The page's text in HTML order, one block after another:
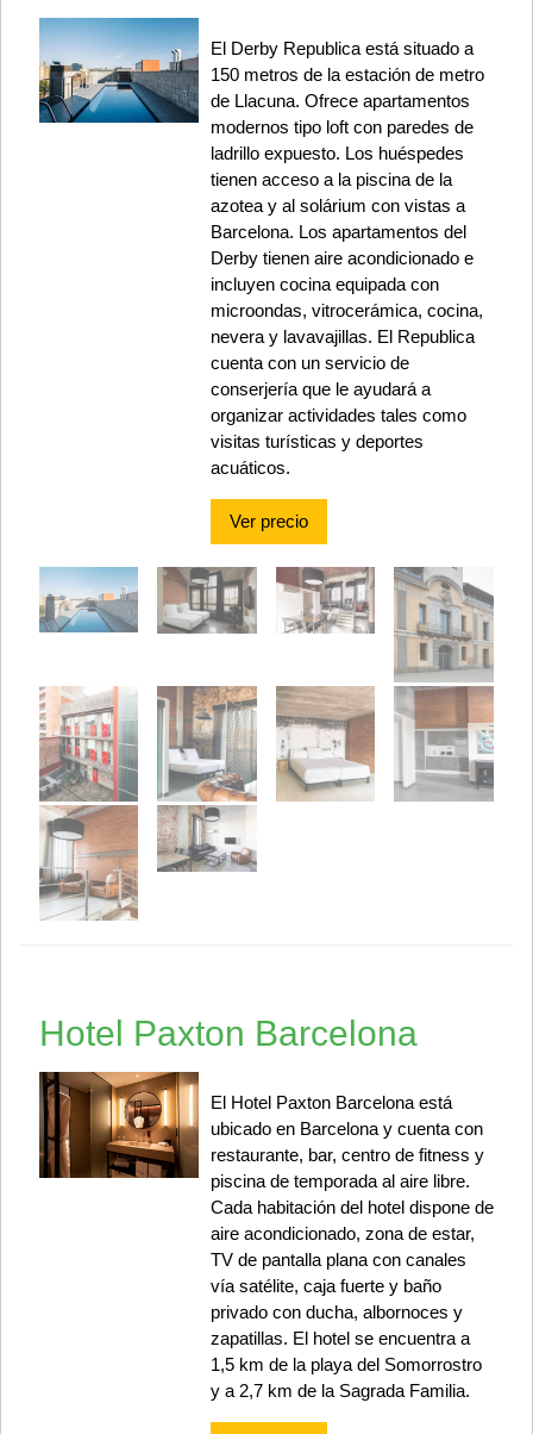
El Derby Republica está situado a
150 metros de la estación de metro
de Llacuna. Ofrece apartamentos
modernos tipo loft con paredes de
ladrillo expuesto. Los huéspedes
tienen acceso a la piscina de la
azotea y al solárium con vistas a
Barcelona. Los apartamentos del
Derby tienen aire acondicionado e
incluyen cocina equipada con
microondas, vitrocerámica, cocina,
nevera y lavavajillas. El Republica
cuenta con un servicio de
conserjería que le ayudará a
organizar actividades tales como
visitas turísticas y deportes
acuáticos.
Ver precio
Hotel Paxton Barcelona
El Hotel Paxton Barcelona está
ubicado en Barcelona y cuenta con
restaurante, bar, centro de fitness y
piscina de temporada al aire libre.
Cada habitación del hotel dispone de
aire acondicionado, zona de estar,
TV de pantalla plana con canales
vía satélite, caja fuerte y baño
privado con ducha, albornoces y
zapatillas. El hotel se encuentra a
1,5 km de la playa del Somorrostro
y a 2,7 km de la Sagrada Familia.